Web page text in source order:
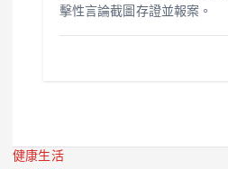
擊性言論截圖存證並報案。
健康生活